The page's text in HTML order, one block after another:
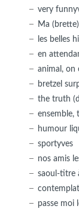
very
Ma
les belles
en
animal, on
bretzel
the truth
ensemble,
humour
sportyves
nos amis
saoul-titre
passe moi